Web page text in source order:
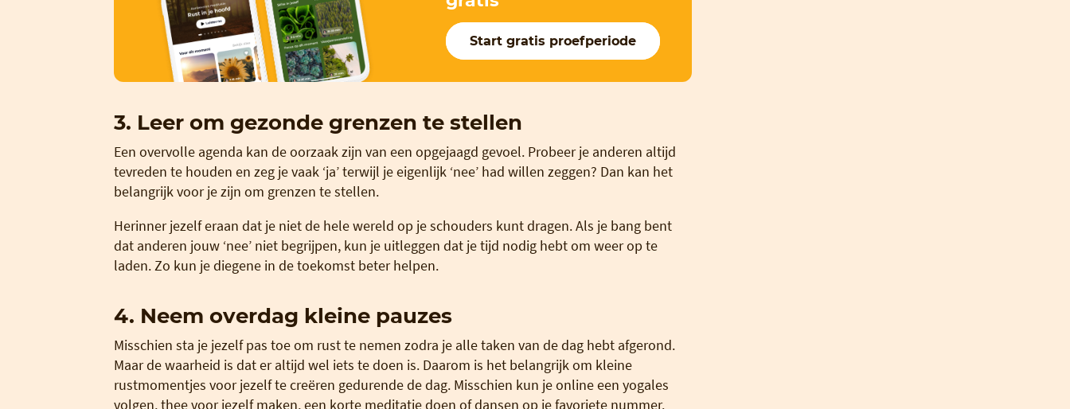
Start gratis proefperiode
3. Leer om gezonde grenzen te stellen
Een overvolle agenda kan de oorzaak zijn van een opgejaagd gevoel. Probeer je anderen altijd
tevreden te houden en zeg je vaak ‘ja’ terwijl je eigenlijk ‘nee’ had willen zeggen? Dan kan het
belangrijk voor je zijn om grenzen te stellen.
Herinner jezelf eraan dat je niet de hele wereld op je schouders kunt dragen. Als je bang bent
dat anderen jouw ‘nee’ niet begrijpen, kun je uitleggen dat je tijd nodig hebt om weer op te
laden. Zo kun je diegene in de toekomst beter helpen.
4. Neem overdag kleine pauzes
Misschien sta je jezelf pas toe om rust te nemen zodra je alle taken van de dag hebt afgerond.
Maar de waarheid is dat er altijd wel iets te doen is. Daarom is het belangrijk om kleine
rustmomentjes voor jezelf te creëren gedurende de dag. Misschien kun je online een yogales
volgen, thee voor jezelf maken, een korte meditatie doen of dansen op je favoriete nummer.